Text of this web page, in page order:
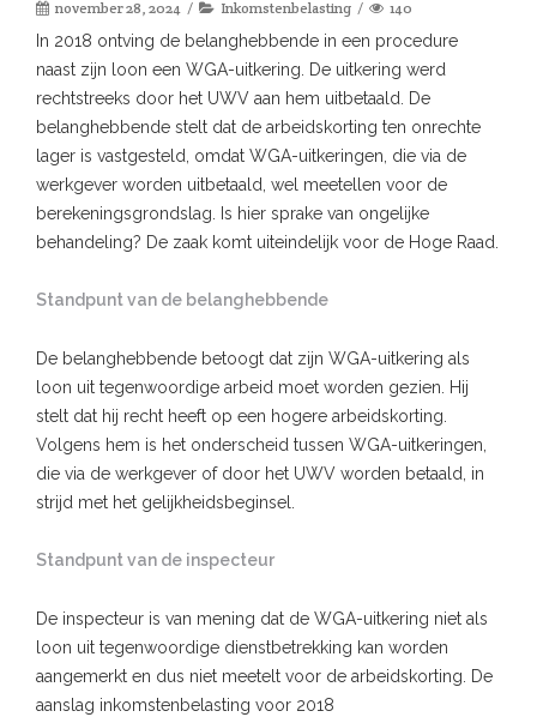
november 28, 2024 Inkomstenbelasting 140
In 2018 ontving de belanghebbende in een procedure
naast zijn loon een WGA-uitkering. De uitkering werd
rechtstreeks door het UWV aan hem uitbetaald. De
belanghebbende stelt dat de arbeidskorting ten onrechte
lager is vastgesteld, omdat WGA-uitkeringen, die via de
werkgever worden uitbetaald, wel meetellen voor de
berekeningsgrondslag. Is hier sprake van ongelijke
behandeling? De zaak komt uiteindelijk voor de Hoge Raad.
Standpunt van de belanghebbende
De belanghebbende betoogt dat zijn WGA-uitkering als
loon uit tegenwoordige arbeid moet worden gezien. Hij
stelt dat hij recht heeft op een hogere arbeidskorting.
Volgens hem is het onderscheid tussen WGA-uitkeringen,
die via de werkgever of door het UWV worden betaald, in
strijd met het gelijkheidsbeginsel.
Standpunt van de inspecteur
De inspecteur is van mening dat de WGA-uitkering niet als
loon uit tegenwoordige dienstbetrekking kan worden
aangemerkt en dus niet meetelt voor de arbeidskorting. De
aanslag inkomstenbelasting voor 2018